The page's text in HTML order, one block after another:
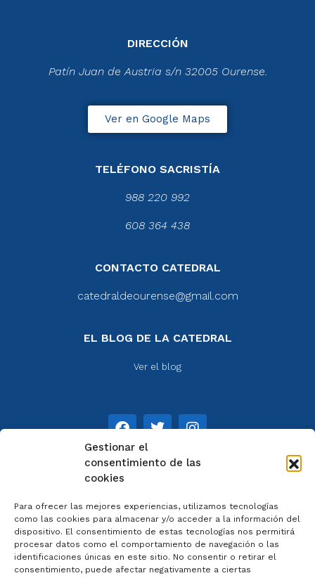
Gestionar el
consentimiento de las
cookies
Para ofrecer las mejores experiencias, utilizamos tecnologías
como las cookies para almacenar y/o acceder a la información del
dispositivo. El consentimiento de estas tecnologías nos permitirá
procesar datos como el comportamiento de navegación o las
identificaciones únicas en este sitio. No consentir o retirar el
consentimiento, puede afectar negativamente a ciertas
DIRECCIÓN
Patín Juan de Austria s/n 32005 Ourense.
Ver en Google Maps
TELÉFONO SACRISTÍA
988 220 992
608 364 438
CONTACTO CATEDRAL
catedraldeourense@gmail.com
EL BLOG DE LA CATEDRAL
Ver el blog
Aviso legal
Política de privacidad
Cookies
Colaboradores